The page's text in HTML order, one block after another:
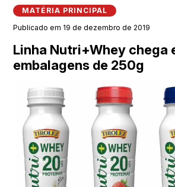
MATÉRIA PRINCIPAL
Publicado em 19 de dezembro de 2019
Linha Nutri+Whey chega
embalagens de 250g